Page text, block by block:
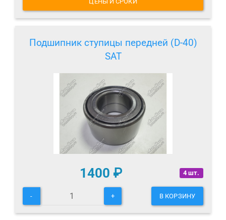
Подшипник ступицы передней (D-40)
SAT
4 шт.
1400 ₽
- + В КОРЗИНУ